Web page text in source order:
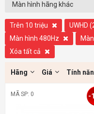
Màn hình hãng khác
Trên 10 triệu
UWHD
Màn hình 480Hz
Xóa tất cả
Hãng Giá Tính
MÃ SP: 0 -